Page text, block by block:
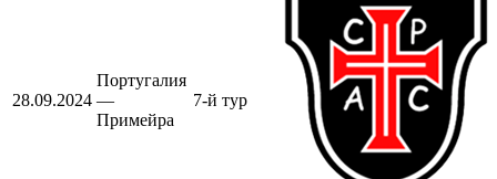
28.09.2024
Португалия
—
Примейра
7-й тур